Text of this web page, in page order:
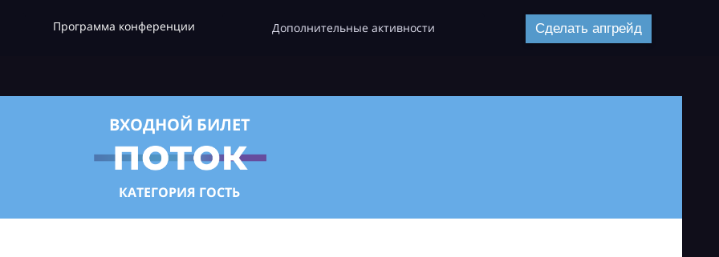
Программа конференции Дополнительные активности Сделать апгрейд
ВХОДНОЙ БИЛЕТ
КАТЕГОРИЯ ГОСТЬ